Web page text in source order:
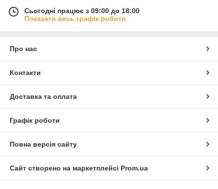
Сьогодні працює з 09:00 до 18:00
Показати весь графік роботи
Про нас
Контакти
Доставка та оплата
Графік роботи
Повна версія сайту
Сайт створено на маркетплейсі Prom.ua